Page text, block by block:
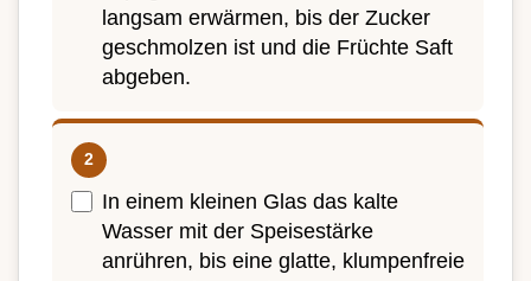
langsam erwärmen, bis der Zucker
geschmolzen ist und die Früchte Saft
abgeben.
In einem kleinen Glas das kalte
Wasser mit der Speisestärke
anrühren, bis eine glatte, klumpenfreie